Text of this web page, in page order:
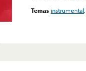
Temas instrumental,